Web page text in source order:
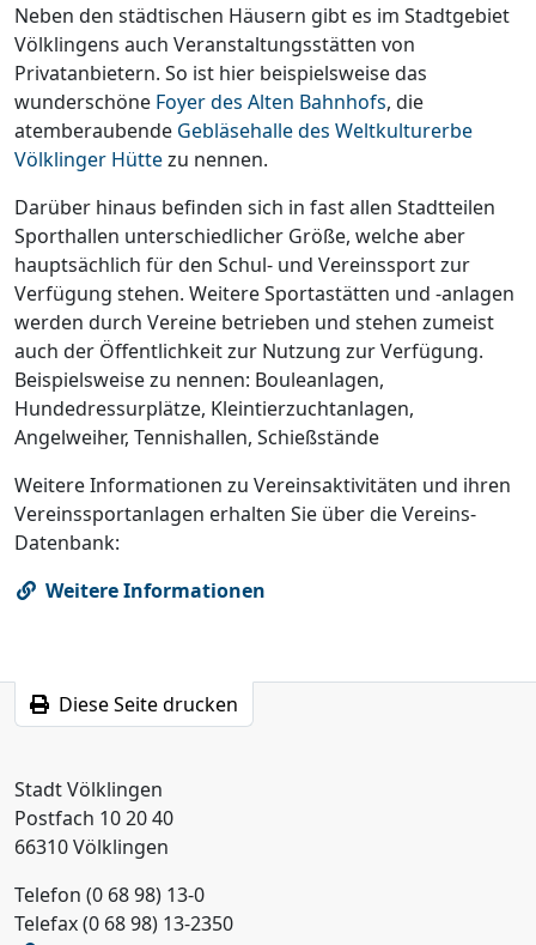
Neben den städtischen Häusern gibt es im Stadtgebiet
Völklingens auch Veranstaltungsstätten von
Privatanbietern. So ist hier beispielsweise das
wunderschöne Foyer des Alten Bahnhofs, die
atemberaubende Gebläsehalle des Weltkulturerbe
Völklinger Hüttezu nennen.
Darüber hinaus befinden sich in fast allen Stadtteilen
Sporthallen unterschiedlicher Größe, welche aber
hauptsächlich für den Schul- und Vereinssport zur
Verfügung stehen. Weitere Sportastätten und -anlagen
werden durch Vereine betrieben und stehen zumeist
auch der Öffentlichkeit zur Nutzung zur Verfügung.
Beispielsweise zu nennen: Bouleanlagen,
Hundedressurplätze, Kleintierzuchtanlagen,
Angelweiher, Tennishallen, Schießstände
Weitere Informationen zu Vereinsaktivitäten und ihren
Vereinssportanlagen erhalten Sie über die Vereins-
Datenbank:
Weitere Informationen
Diese Seite drucken
Stadt Völklingen
Postfach 10 20 40
66310 Völklingen
Telefon (0 68 98) 13-0
Telefax (0 68 98) 13-2350